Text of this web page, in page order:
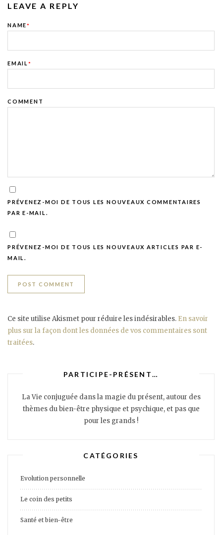
LEAVE A REPLY
NAME*
EMAIL *
COMMENT
PRÉVENEZ-MOI DE TOUS LES NOUVEAUX COMMENTAIRES
PAR E-MAIL.
PRÉVENEZ-MOI DE TOUS LES NOUVEAUX ARTICLES PAR E-
MAIL.
Ce site utilise Akismet pour réduire les indésirables. En savoir
plus sur la façon dont les données de vos commentaires sont
traitées.
PARTICIPE-PRÉSENT…
La Vie conjuguée dans la magie du présent, autour des
thèmes du bien-être physique et psychique, et pas que
pour les grands !
CATÉGORIES
Evolution personnelle
Le coin des petits
Santé et bien-être